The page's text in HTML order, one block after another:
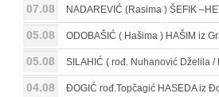
07.08 NADAREVIĆ (Rasima ) ŠEFIK
05.08 ODOBAŠIĆ ( Hašima ) HAŠIM iz
05.08 SILAHIĆ ( rođ. Nuhanović Dželila /
04.08 ĐOGIĆ rođ.Topčagić HASEDA iz